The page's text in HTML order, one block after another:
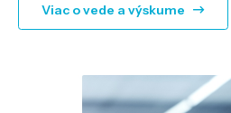
Viac o vede a výskume